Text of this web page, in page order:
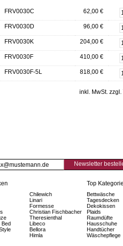
FRV0030C 62,00 €
FRV0030D 96,00 €
FRV0030K 204,00 €
FRV0030F 410,00 €
FRV0030F-5L 818,00 €
inkl. MwSt.
Newsletter
Chilewich
Linari
Formesse
Christian Fischbacher
Theresienthal
Bed
Libeco
Bellora
Himla
Top
Bettwäsche
Tagesdecken
Dekokissen
Plaids
Raumdüfte
Hausschuhe
Handtücher
Wäschepflege